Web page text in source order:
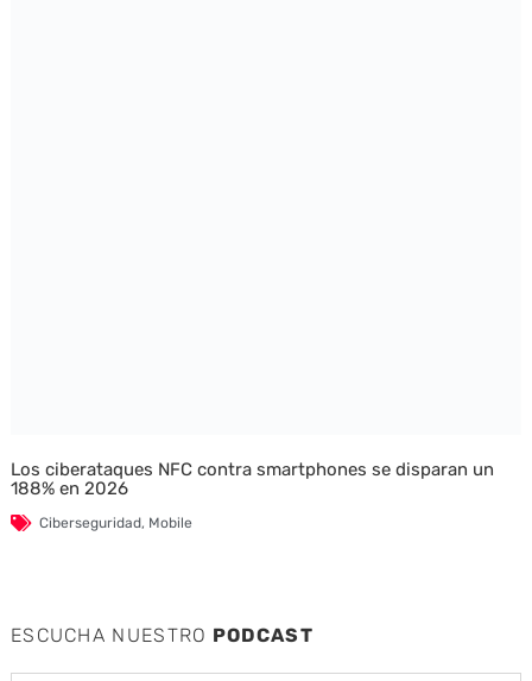
Los ciberataques NFC contra smartphones se disparan un
188% en 2026
Ciberseguridad, Mobile
ESCUCHA NUESTRO PODCAST